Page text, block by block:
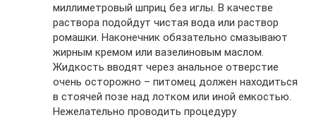
миллиметровый шприц без иглы. В качестве
раствора подойдут чистая вода или раствор
ромашки. Наконечник обязательно смазывают
жирным кремом или вазелиновым маслом.
Жидкость вводят через анальное отверстие
очень осторожно – питомец должен находиться
в стоячей позе над лотком или иной емкостью.
Нежелательно проводить процедуру